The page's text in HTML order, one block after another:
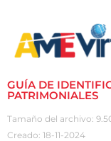
GUÍA DE
PATRIMONIALES
Tamaño del archivo:
Creado: 18-11-2024